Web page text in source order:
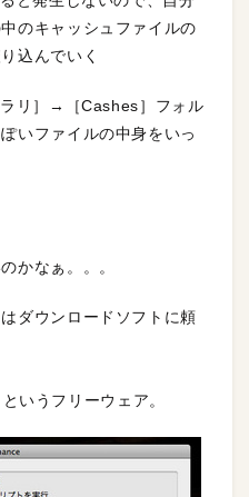
のキャッシュファイルの
込んでいく
リ］→［Cashes］フォル
いファイルの中身をいっ
かなぁ。。。
ダウンロードソフトに頼
いうフリーウェア。